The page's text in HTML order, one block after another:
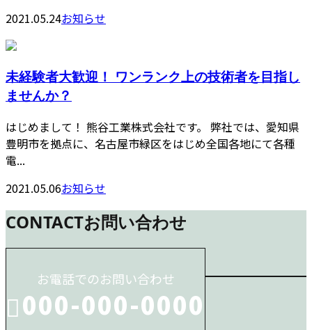
2021.05.24お知らせ
未経験者大歓迎！ ワンランク上の技術者を目指し
ませんか？
はじめまして！ 熊谷工業株式会社です。 弊社では、愛知県
豊明市を拠点に、名古屋市緑区をはじめ全国各地にて各種
電...
2021.05.06お知らせ
CONTACTお問い合わせ
お電話でのお問い合わせ
000-000-0000